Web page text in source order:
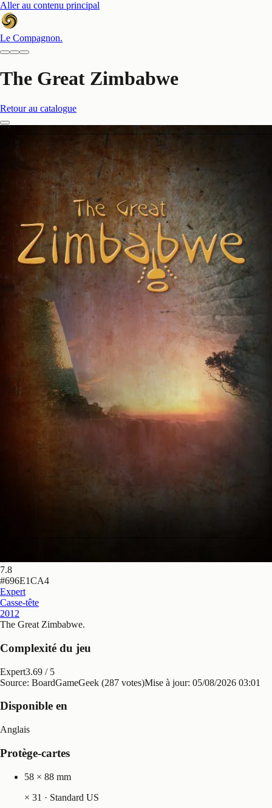
Aller au contenu principal
Le Compagnon.
The Great Zimbabwe
Retour au catalogue
7.8
#696E1CA4
Expert
Casse-tête
2012
The Great Zimbabwe.
Complexité du jeu
Expert3.69 / 5
Source: BoardGameGeek (287 votes)Mise à jour: 05/08/2026 03:01
Disponible en
Anglais
Protège-cartes
58 × 88 mm
× 31 · Standard US